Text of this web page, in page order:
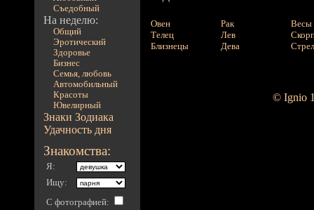
Съедобный
На неделю:
Общий
Эротический
Здоровье
Бизнес
Семья, любовь
Автомобильный
Красоты
Ювелирный
Знаки Зодиака
Удачность дня
Знакомства:
Я:
Ищу:
С фотографией:
Овен
Телец
Близнецы
Рак
Лев
Дева
Весы
© Ignio